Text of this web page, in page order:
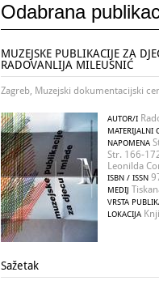
Odabrana
MUZEJSKE PUBLIKACIJE ZA
RADOVANLIJA MILEUSNIĆ
Zagreb, Muzejski dokumentacijski
AUTOR/I
MATERIJALNI
NAPOMENA
Str. 166-
Leonilda
ISBN / ISSN
MEDIJ
VRSTA
LOKACIJA
Sažetak